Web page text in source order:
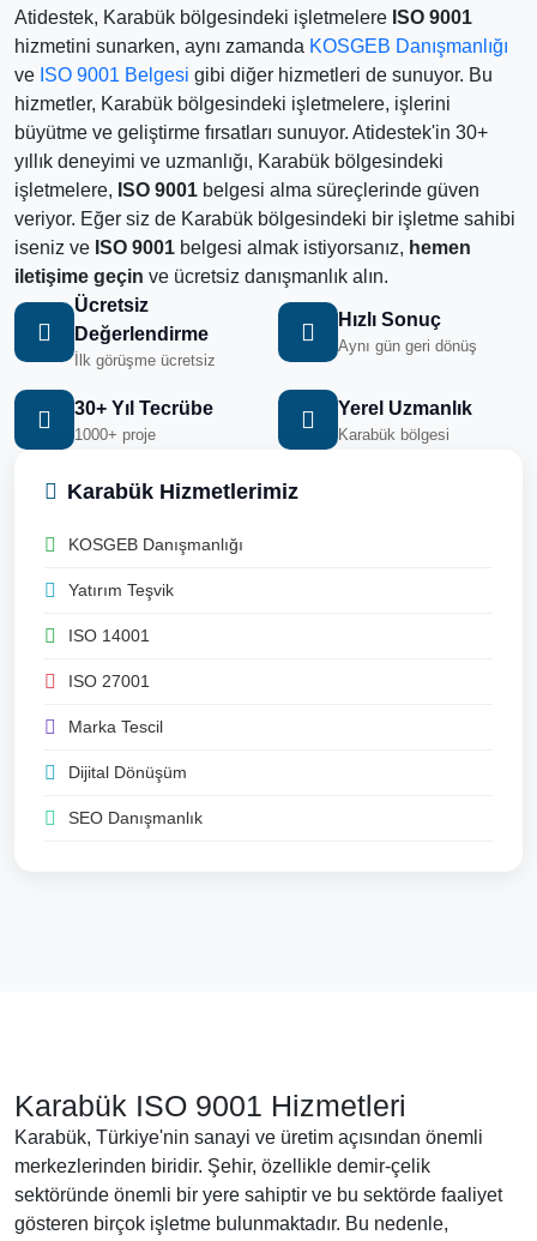
Atidestek, Karabük bölgesindeki işletmelere ISO 9001
hizmetini sunarken, aynı zamanda KOSGEB Danışmanlığı
ve ISO 9001 Belgesi gibi diğer hizmetleri de sunuyor. Bu
hizmetler, Karabük bölgesindeki işletmelere, işlerini
büyütme ve geliştirme fırsatları sunuyor. Atidestek'in 30+
yıllık deneyimi ve uzmanlığı, Karabük bölgesindeki
işletmelere, ISO 9001 belgesi alma süreçlerinde güven
veriyor. Eğer siz de Karabük bölgesindeki bir işletme sahibi
iseniz ve ISO 9001 belgesi almak istiyorsanız, hemen
iletişime geçin ve ücretsiz danışmanlık alın.
Ücretsiz
Değerlendirme
İlk görüşme ücretsiz
Hızlı Sonuç
Aynı gün geri dönüş
30+ Yıl Tecrübe
1000+ proje
Yerel Uzmanlık
Karabük bölgesi
Karabük Hizmetlerimiz
KOSGEB Danışmanlığı
Yatırım Teşvik
ISO 14001
ISO 27001
Marka Tescil
Dijital Dönüşüm
SEO Danışmanlık
Karabük ISO 9001 Hizmetleri
Karabük, Türkiye'nin sanayi ve üretim açısından önemli
merkezlerinden biridir. Şehir, özellikle demir-çelik
sektöründe önemli bir yere sahiptir ve bu sektörde faaliyet
gösteren birçok işletme bulunmaktadır. Bu nedenle,